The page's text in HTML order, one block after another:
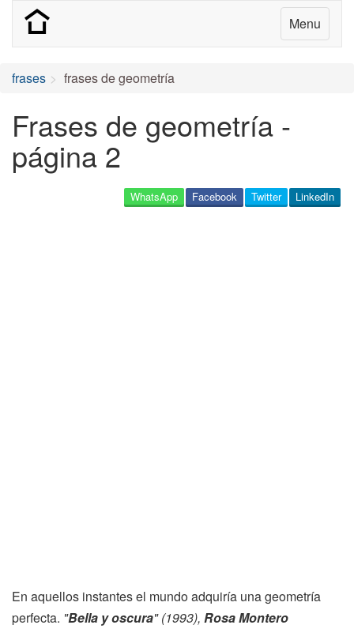
Menu
frases frases de geometría
Frases de geometría -
página 2
LinkedIn
Twitter
Facebook
WhatsApp
En aquellos instantes el mundo adquiría una geometría
perfecta. "Bella y oscura" (1993), Rosa Montero